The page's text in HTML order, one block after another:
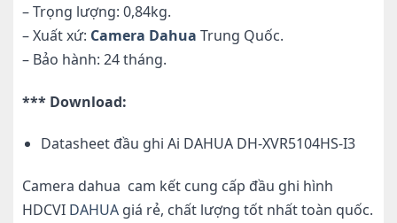
– Trọng lượng: 0,84kg.
– Xuất xứ: Camera Dahua Trung Quốc.
– Bảo hành: 24 tháng.
*** Download:
Datasheet đầu ghi Ai DAHUA DH-XVR5104HS-I3
Camera dahua cam kết cung cấp đầu ghi hình
HDCVI DAHUA giá rẻ, chất lượng tốt nhất toàn quốc.